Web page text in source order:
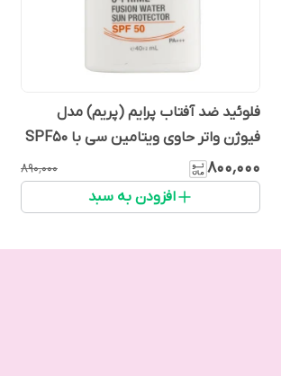
فلوئید ضد آفتاب پرایم (پریم) مدل
فیوژن واتر حاوی ویتامین سی با SPF50
۸۰۰٬۰۰۰ ۸۹۰٬۰۰۰
افزودن به سبد